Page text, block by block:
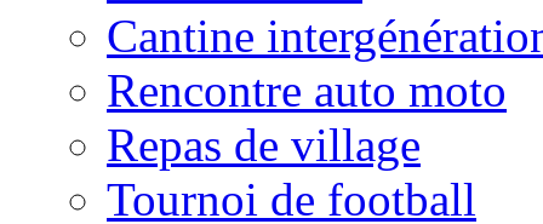
Cantine
Rencontre auto moto
Repas de village
Tournoi de football